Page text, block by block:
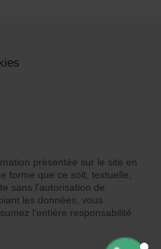
présentée sur le site en
forme que ce soit, textuelle,
sans l'autorisation de
les données, vous
l'entière responsabilité